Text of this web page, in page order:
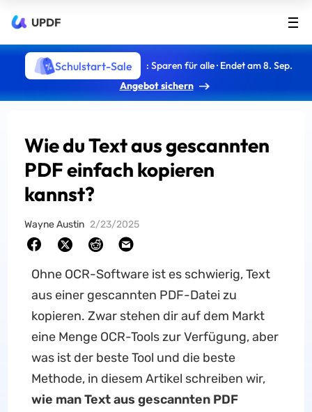
UPDF
Schulstart-Sale
: Sparen für alle · Endet am 8. Sep.
Angebot sichern
Wie du Text aus gescannten
PDF einfach kopieren
kannst?
Wayne Austin 2/23/2025
Ohne OCR-Software ist es schwierig, Text
aus einer gescannten PDF-Datei zu
kopieren. Zwar stehen dir auf dem Markt
eine Menge OCR-Tools zur Verfügung, aber
was ist der beste Tool und die beste
Methode, in diesem Artikel schreiben wir,
wie man Text aus gescannten PDF